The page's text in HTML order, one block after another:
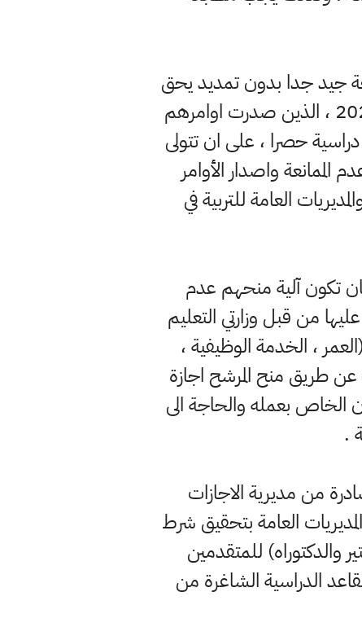
الماجستير بدرجة جيد جدا بدون تمديد يحق
لهم التقديم مباشرة لإكمال دراسة الدكتوراه من خريجي العام الدراسي 2021 – 2022 ، الذين صدرت اوامرهم
بإجازة دراسية حصرا ، على ان تتولى
الممانعة واصدار الأوامر
العامة للتربية في
تكون آلية منحهم عدم
من قبل وزارتي التعليم
، الخدمة الوظيفية ،
طريق منح المرشح اجازة
الخاص بعمله والحاجة الى
.
من مديرية الاجازات
العامة بتحقيق شرط
للمتقدمين
الدراسية الشاغرة من